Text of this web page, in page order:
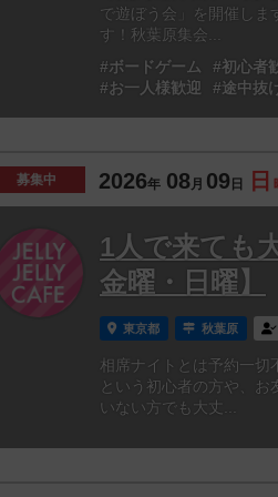
で遊ぼう会」を開催しま
す！秋葉原集会...
#ボードゲーム
#初心者
#お一人様歓迎
#途中抜
募集中 2026年 08月 09 日 日
1人で来ても
金曜・日曜】
東京都 秋葉原
相席ナイトとは予約一切
という初心者の方や、
いない方でも大丈...